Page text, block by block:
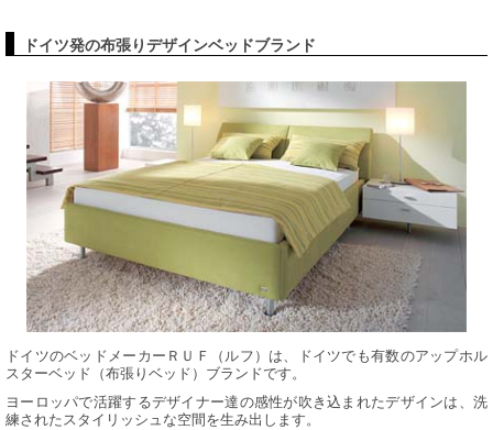
ドイツ発の布張りデザインベッドブランド
ドイツのベッドメーカーＲＵＦ（ルフ）は、ドイツでも有数のアップホル
スターベッド（布張りベッド）ブランドです。
ヨーロッパで活躍するデザイナー達の感性が吹き込まれたデザインは、洗
練されたスタイリッシュな空間を生み出します。